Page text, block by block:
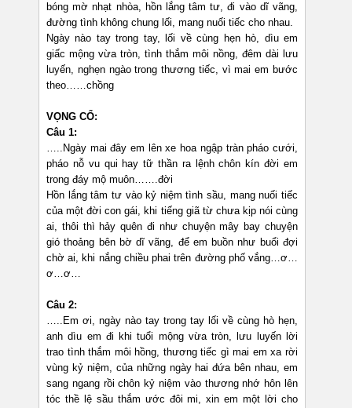
bóng mờ nhạt nhòa, hồn lắng tâm tư, đi vào dĩ vãng,
đường tình không chung lối, mang nuối tiếc cho nhau.
Ngày nào tay trong tay, lối về cùng hẹn hò, dìu em
giấc mộng vừa tròn, tình thắm môi nồng, đêm dài lưu
luyến, nghẹn ngào trong thương tiếc, vì mai em bước
theo……chồng
VỌNG CỔ:
Câu 1:
…..Ngày mai đây em lên xe hoa ngập tràn pháo cưới,
pháo nỗ vu qui hay tữ thần ra lệnh chôn kín đời em
trong đáy mộ muôn…….đời
Hồn lắng tâm tư vào kỷ niệm tình sầu, mang nuối tiếc
của một đời con gái, khi tiếng giã từ chưa kịp nói cùng
ai, thôi thì hảy quên đi như chuyện mây bay chuyện
gió thoảng bên bờ dĩ vãng, để em buồn như buổi đợi
chờ ai, khi nắng chiều phai trên đường phố vắng…ơ…
ơ…ơ…
Câu 2:
…..Em ơi, ngày nào tay trong tay lối về cùng hò hẹn,
anh dìu em đi khi tuổi mộng vừa tròn, lưu luyến lời
trao tình thắm môi hồng, thương tiếc gì mai em xa rời
vùng kỷ niệm, của những ngày hai đứa bên nhau, em
sang ngang rồi chôn kỷ niệm vào thương nhớ hôn lên
tóc thề lệ sầu thắm ước đôi mi, xin em một lời cho